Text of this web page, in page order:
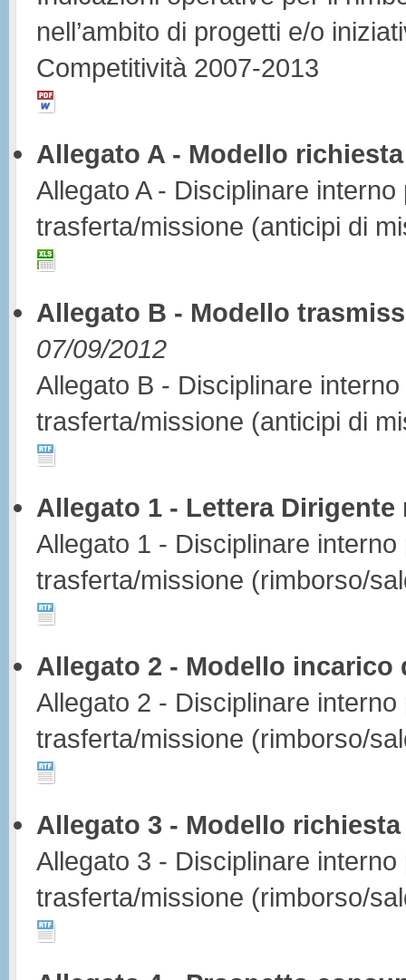
nell’ambito di progetti e/o
Competitività 2007-2013
Allegato A - Modello
Allegato A - Disciplinare
trasferta/missione (anticipi di
Allegato B - Modello
07/09/2012
Allegato B - Disciplinare
trasferta/missione (anticipi di
Allegato 1 - Lettera
Allegato 1 - Disciplinare
trasferta/missione (rimborso/
Allegato 2 - Modello incarico
Allegato 2 - Disciplinare
trasferta/missione (rimborso/
Allegato 3 - Modello
Allegato 3 - Disciplinare
trasferta/missione (rimborso/